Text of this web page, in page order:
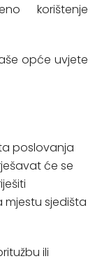
korištenje
opće uvjete
poslovanja
će se
mjestu sjedišta
ili